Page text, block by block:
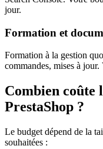
jour.
Formation et
Formation à la gestion
commandes, mises à
Combien coûte
PrestaShop ?
Le budget dépend de la
souhaitées :